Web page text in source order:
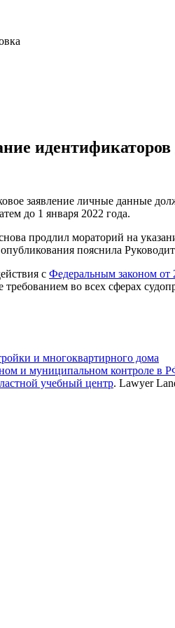
заявление личные данные
до 1 января 2022 года.
продлил мораторий на
пояснила
с Федеральным законом
во всех сферах
и многоквартирного дома
и муниципальном контроле в
учебный центр. Lawyer